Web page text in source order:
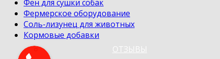
Фен для сушки собак
Фермерское оборудование
Соль-лизунец для животных
Кормовые добавки
ОТЗЫВЫ